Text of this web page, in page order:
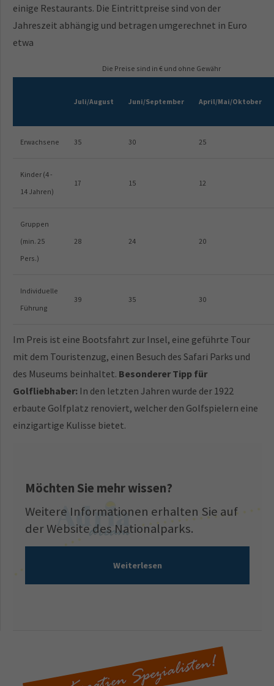
einige Restaurants. Die Eintrittpreise sind von der
Jahreszeit abhängig und betragen umgerechnet in Euro
etwa
Die Preise sind in € und ohne Gewähr
Juli/August Juni/September April/Mai/Oktober
Erwachsene 35 30 25
Kinder (4 -
14 Jahren)
17 15 12
Gruppen
(min. 25
Pers.)
28 24 20
Individuelle
Führung
39 35 30
Im Preis ist eine Bootsfahrt zur Insel, eine geführte Tour
mit dem Touristenzug, einen Besuch des Safari Parks und
des Museums beinhaltet. Besonderer Tipp für
Golfliebhaber: In den letzten Jahren wurde der 1922
erbaute Golfplatz renoviert, welcher den Golfspielern eine
einzigartige Kulisse bietet.
Möchten Sie mehr wissen?
Weitere Informationen erhalten Sie auf
der Website des Nationalparks.
Weiterlesen